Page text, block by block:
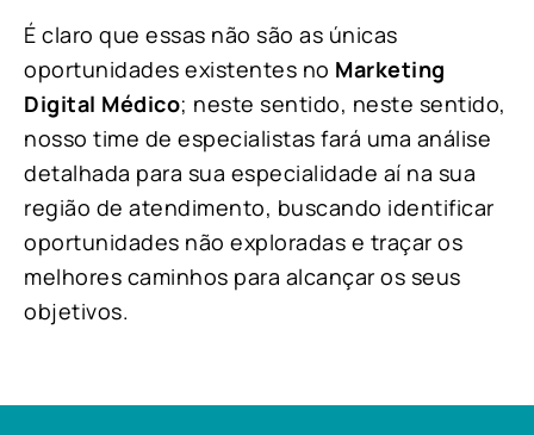
É claro que essas não são as únicas
oportunidades existentes no Marketing
Digital Médico; neste sentido, neste sentido,
nosso time de especialistas fará uma análise
detalhada para sua especialidade aí na sua
região de atendimento, buscando identificar
oportunidades não exploradas e traçar os
melhores caminhos para alcançar os seus
objetivos.